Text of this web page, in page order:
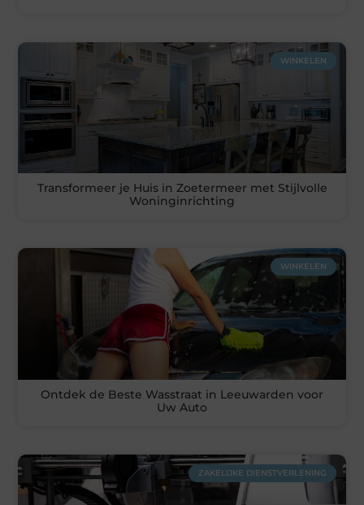
WINKELEN
Transformeer je Huis in Zoetermeer met Stijlvolle
Woninginrichting
WINKELEN
Ontdek de Beste Wasstraat in Leeuwarden voor
Uw Auto
ZAKELIJKE DIENSTVERLENING